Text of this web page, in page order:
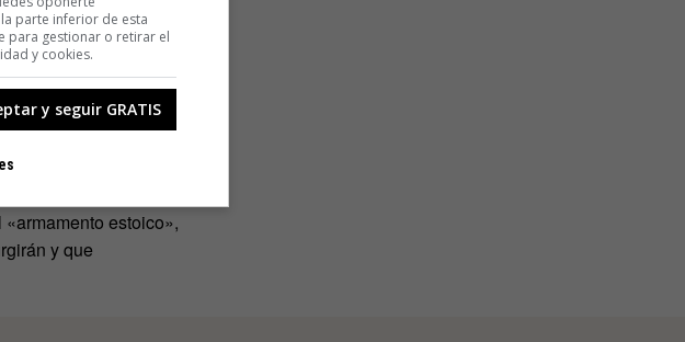
es la
en realidad se
que los estoicos
lo que depende
estoico»,
y que
parte inferior de esta
para gestionar o retirar el
y cookies.
y seguir GRATIS